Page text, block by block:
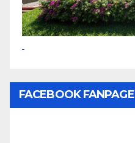
FACEBOOK FANPAGE